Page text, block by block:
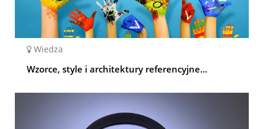
Wiedza
Wzorce, style i architektury referencyjne...